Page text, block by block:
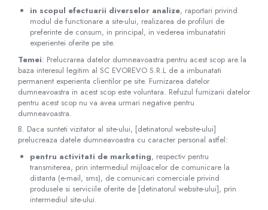
Lampi cu infrarosu
Electroencefalografe
Colposcoape
Osteodensitometre
Stetoscoape
Tensiometre
Oftalmoscoape
Otoscoape
Ingrijirea sanatatii
Aparate apnee
Aparate aerosoli
Aparate masaj
in scopul efectuarii diverselor analize, raportari privind
modul de functionare a site-ului, realizarea de profiluri de
preferinte de consum, in principal, in vederea imbunatatiri
experientei oferite pe site.
Temei: Prelucrarea datelor dumneavoastra pentru acest scop are la
baza interesul legitim al SC​ ​EVOREVO​ ​S.R.L de a imbunatati
permanent experienta clientilor pe site. Furnizarea datelor
dumneavoastra in acest scop este voluntara. Refuzul furnizarii datelor
pentru acest scop nu va avea urmari negative pentru
dumneavoastra.
B. Daca sunteti vizitator al site-ului, [detinatorul website-ului]
prelucreaza datele dumneavoastra cu caracter personal astfel:
pentru activitati de marketing, respectiv pentru
transmiterea, prin intermediul mijloacelor de comunicare la
distanta (e-mail, sms), de comunicari comerciale privind
produsele si serviciile oferite de [detinatorul website-ului], prin
intermediul site-ului.